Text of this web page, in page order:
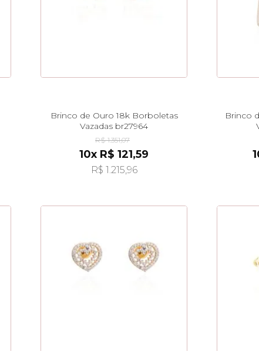
Brinco de Ouro 18k Borboletas
Vazadas br27964
R$ 1.351,07
10x R$ 121,59
R$ 1.215,96
Brinco